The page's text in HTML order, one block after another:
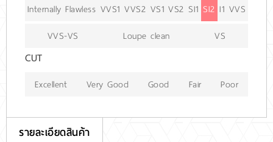
Internally Flawless VVS1 VVS2 VS1 VS2 SI1 SI2 I1 VVS
VVS-VS
Loupe clean VS
CUT
Excellent Very Good Good Fair Poor
รายละเอียดสินค้า